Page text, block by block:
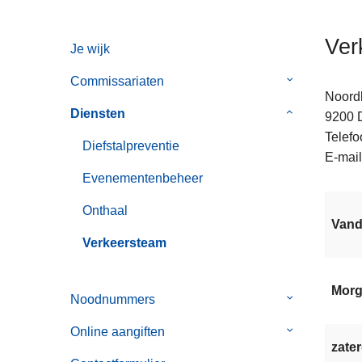
Je wijk
Commissariaten
Submenu
Diensten
Submenu
Diensten
Diefstalpreventie
Evenementenbeheer
Onthaal
Verkeersteam
Noodnummers
Submenu
Online aangiften
Submenu
9200
E-mail